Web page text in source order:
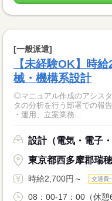
[一般派遣]
【未経験OK】時
械・機構系設計
◎マニュアル作成のアシス
タの分析を行う部署での報告書作成のお仕
・運用、立案業務...
設計（電気・電子・
東京都西多摩郡瑞
時給2,700円～ 交通費
08：00-17：00（休憩